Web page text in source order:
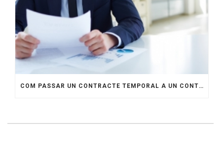
COM PASSAR UN CONTRACTE TEMPORAL A UN CONTRACTE INDEFINIT